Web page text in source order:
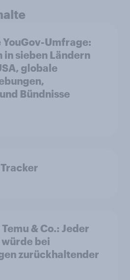
Umfrage:
in sieben Ländern
globale
Bündnisse
& Co.: Jeder
bei